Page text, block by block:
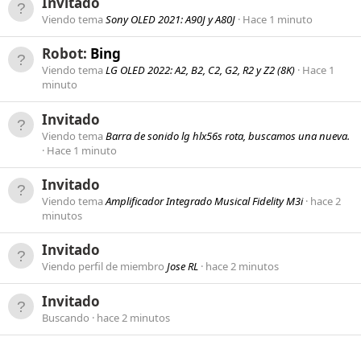
Viendo temaSony OLED 2021: A90J y A80J Hace 1 minuto
Robot: Bing
Viendo temaLG OLED 2022: A2, B2, C2, G2, R2 y Z2 (8K) Hace 1
minuto
Invitado
Viendo temaBarra de sonido lg hlx56s rota, buscamos una nueva.
Hace 1 minuto
Invitado
Viendo temaAmplificador Integrado Musical Fidelity M3i hace 2
minutos
Invitado
Viendo perfil de miembro Jose RL hace 2 minutos
Invitado
Buscando hace 2 minutos